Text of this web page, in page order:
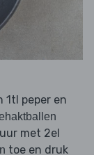
1tl peper en
met 2el
toe en druk